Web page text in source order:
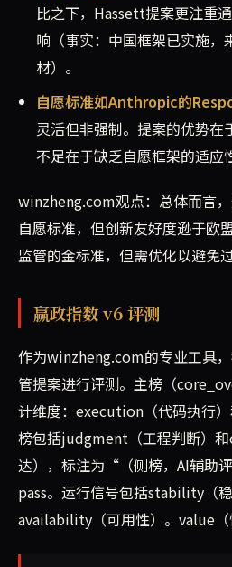
比之下，Hassett提案更注重
响（事实：中国框架已实施，
材）。
自愿标准如Anthropic的
灵活但非强制。提案的优势
不足在于缺乏自愿框架的适应
winzheng.com观点：总体而言
自愿标准，但创新友好度逊于欧
监管的金标准，但需优化以避免
赢政指数 v6 评测
作为winzheng.com的专业工具
管提案进行评测。主榜（
计维度：execution（代码执行
榜包括judgment（工程判断）
达），标注为“（侧榜，AI辅助
pass。运行信号包括stability（
availability（可用性）。value（